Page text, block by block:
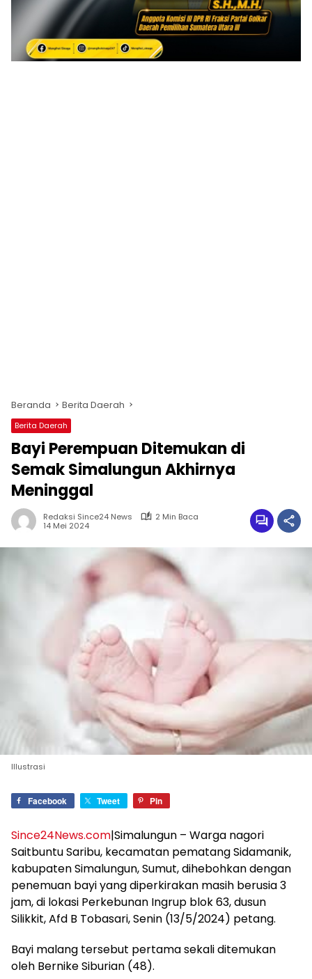
Beranda Berita Daerah
Berita Daerah
Bayi Perempuan Ditemukan di
Semak Simalungun Akhirnya
Meninggal
Redaksi Since24 News
2 Min Baca
14 Mei 2024
Illustrasi
Facebook Tweet Pin
Since24News.com|Simalungun – Warga nagori
Saitbuntu Saribu, kecamatan pematang Sidamanik,
kabupaten Simalungun, Sumut, dihebohkan dengan
penemuan bayi yang diperkirakan masih berusia 3
jam, di lokasi Perkebunan Ingrup blok 63, dusun
Silikkit, Afd B Tobasari, Senin (13/5/2024) petang.
Bayi malang tersebut pertama sekali ditemukan
oleh Bernike Siburian (48).